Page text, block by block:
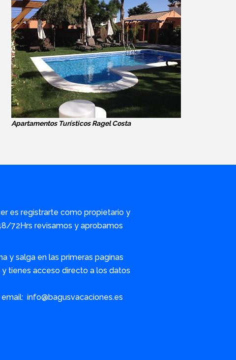
Apartamentos Turísticos Ragel Costa
es registrarte como propietario y
72Hrs revisamos y aprobamos
y salga en las primeras paginas
tienes acceso directo a los datos
info@bagusvacaciones.es